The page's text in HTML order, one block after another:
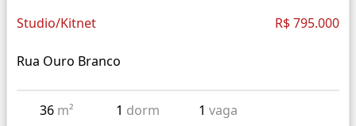
Studio/Kitnet R$ 795.000
Rua Ouro Branco
36 m² 1 dorm 1vaga